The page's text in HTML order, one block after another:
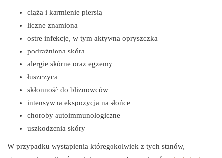
ciąża i karmienie piersią
liczne znamiona
ostre infekcje, w tym aktywna opryszczka
podrażniona skóra
alergie skórne oraz egzemy
łuszczyca
skłonność do bliznowców
intensywna ekspozycja na słońce
choroby autoimmunologiczne
uszkodzenia skóry
W przypadku wystąpienia któregokolwiek z tych stanów,